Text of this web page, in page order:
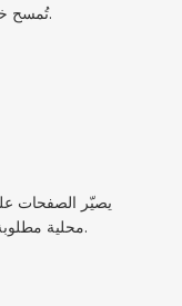
ومخرجات JBG تُمسح خلال 24 ساعة.
محلية مطلوبة. ارفع وحوّل وحمّل من أي متصفح.